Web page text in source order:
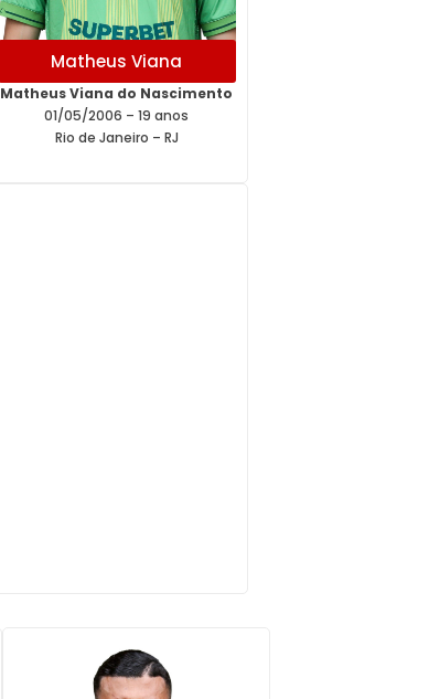
Matheus Viana
Matheus Viana do Nascimento
01/05/2006 – 19 anos
Rio de Janeiro – RJ